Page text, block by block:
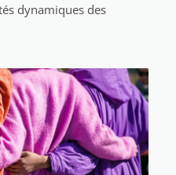
dynamiques des